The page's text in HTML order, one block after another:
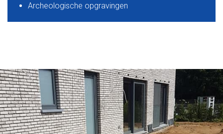
Archeologische opgravingen